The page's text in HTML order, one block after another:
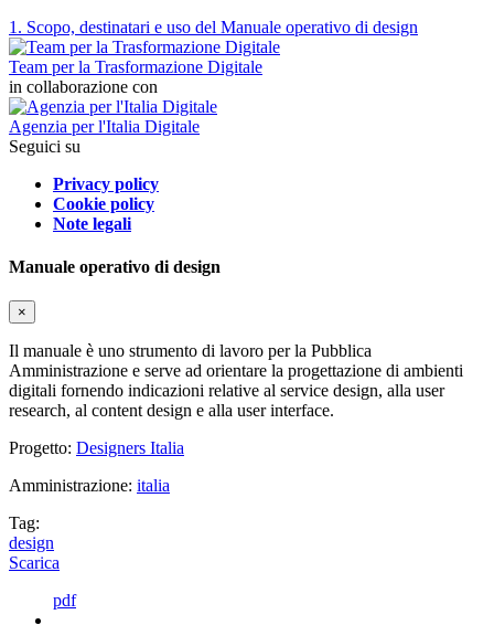
1. Scopo, destinatari e uso del Manuale operativo di design
Team per la Trasformazione Digitale
in collaborazione con
Agenzia per l'Italia Digitale
Seguici su
Privacy policy
Cookie policy
Note legali
Manuale operativo di design
×
Il manuale è uno strumento di lavoro per la Pubblica
Amministrazione e serve ad orientare la progettazione di ambienti
digitali fornendo indicazioni relative al service design, alla user
research, al content design e alla user interface.
Progetto: Designers Italia
Amministrazione: italia
Tag:
design
Scarica
pdf